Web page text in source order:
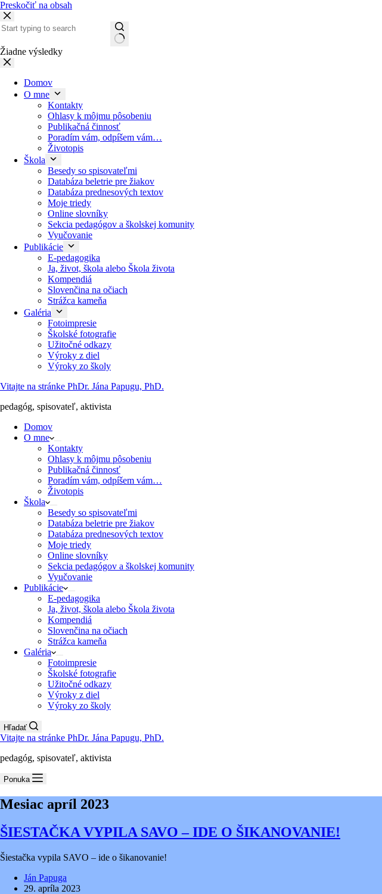
Preskočiť na obsah
Žiadne výsledky
Domov
O mne
Kontakty
Ohlasy k môjmu pôsobeniu
Publikačná činnosť
Poradím vám, odpíšem vám…
Životopis
Škola
Besedy so spisovateľmi
Databáza beletrie pre žiakov
Databáza prednesových textov
Moje triedy
Online slovníky
Sekcia pedagógov a školskej komunity
Vyučovanie
Publikácie
E-pedagogika
Ja, život, škola alebo Škola života
Kompendiá
Slovenčina na očiach
Strážca kameňa
Galéria
Fotoimpresie
Školské fotografie
Užitočné odkazy
Výroky z diel
Výroky zo školy
Vitajte na stránke PhDr. Jána Papugu, PhD.
pedagóg, spisovateľ, aktivista
Domov
O mne
Kontakty
Ohlasy k môjmu pôsobeniu
Publikačná činnosť
Poradím vám, odpíšem vám…
Životopis
Škola
Besedy so spisovateľmi
Databáza beletrie pre žiakov
Databáza prednesových textov
Moje triedy
Online slovníky
Sekcia pedagógov a školskej komunity
Vyučovanie
Publikácie
E-pedagogika
Ja, život, škola alebo Škola života
Kompendiá
Slovenčina na očiach
Strážca kameňa
Galéria
Fotoimpresie
Školské fotografie
Užitočné odkazy
Výroky z diel
Výroky zo školy
Hľadať
Vitajte na stránke PhDr. Jána Papugu, PhD.
pedagóg, spisovateľ, aktivista
Ponuka
Mesiac apríl 2023
ŠIESTAČKA VYPILA SAVO – IDE O ŠIKANOVANIE!
Šiestačka vypila SAVO – ide o šikanovanie!
Ján Papuga
29. apríla 2023